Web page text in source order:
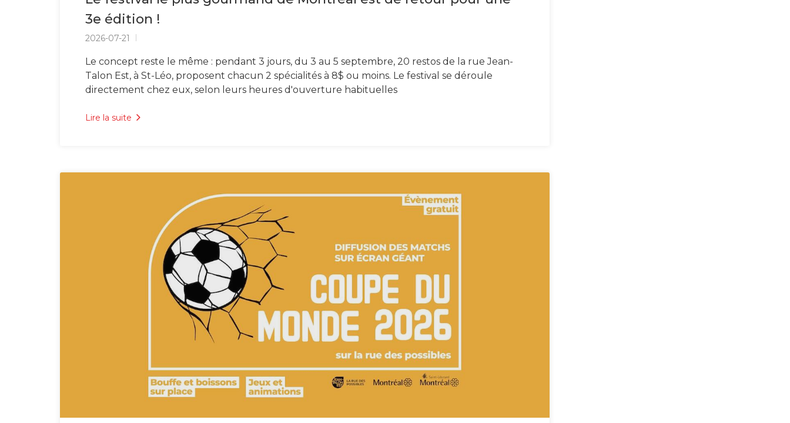
3e édition !
2026-07-21
Le concept reste le même : pendant 3 jours, du 3 au 5 septembre, 20 restos de la rue Jean-
Talon Est, à St-Léo, proposent chacun 2 spécialités à 8$ ou moins. Le festival se déroule
directement chez eux, selon leurs heures d'ouverture habituelles
Lire la suite